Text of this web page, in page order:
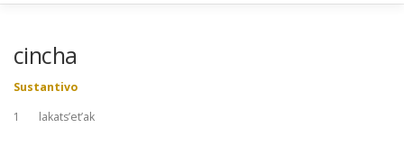
cincha
Sustantivo
1 lakats’et’ak